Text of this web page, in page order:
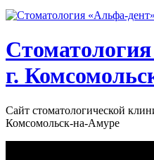
г.
Сайт стоматологической
Комсомольск-на-Амуре